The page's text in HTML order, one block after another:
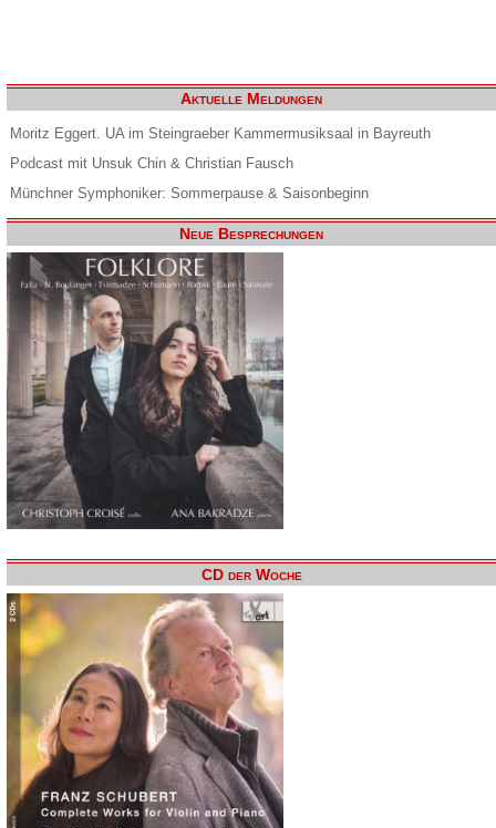
Aktuelle Meldungen
Moritz Eggert. UA im Steingraeber Kammermusiksaal in Bayreuth
Podcast mit Unsuk Chin & Christian Fausch
Münchner Symphoniker: Sommerpause & Saisonbeginn
Neue Besprechungen
CD der Woche